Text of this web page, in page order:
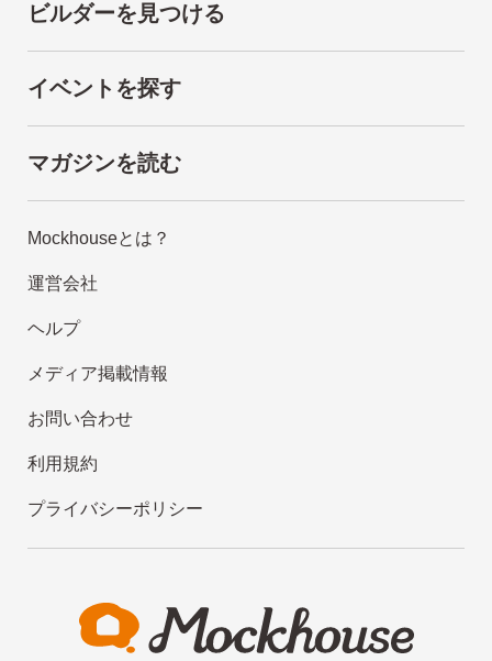
ビルダーを見つける
イベントを探す
マガジンを読む
Mockhouseとは？
運営会社
ヘルプ
メディア掲載情報
お問い合わせ
利用規約
プライバシーポリシー